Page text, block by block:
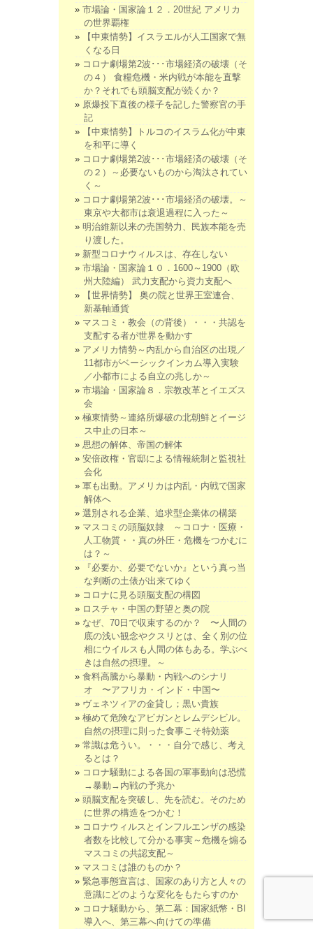
市場論・国家論１２．20世紀 アメリカ
の世界覇権
【中東情勢】イスラエルが人工国家で無
くなる日
コロナ劇場第2波･･･市場経済の破壊（そ
の４） 食糧危機・米内戦が本能を直撃
か？それでも頭脳支配が続くか？
原爆投下直後の様子を記した警察官の手
記
【中東情勢】トルコのイスラム化が中東
を和平に導く
コロナ劇場第2波･･･市場経済の破壊（そ
の２）～必要ないものから淘汰されてい
く～
コロナ劇場第2波･･･市場経済の破壊。～
東京や大都市は衰退過程に入った～
明治維新以来の売国勢力、民族本能を売
り渡した。
新型コロナウィルスは、存在しない
市場論・国家論１０．1600～1900（欧
州大陸編） 武力支配から資力支配へ
【世界情勢】 奥の院と世界王室連合、
新基軸通貨
マスコミ・教会（の背後）・・・共認を
支配する者が世界を動かす
アメリカ情勢～内乱から自治区の出現／
11都市がベーシックインカム導入実験
／小都市による自立の兆しか～
市場論・国家論８．宗教改革とイエズス
会
極東情勢～連絡所爆破の北朝鮮とイージ
ス中止の日本～
思想の解体、帝国の解体
安倍政権・官邸による情報統制と監視社
会化
軍も出動。アメリカは内乱・内戦で国家
解体へ
選別される企業、追求型企業体の構築
マスコミの頭脳奴隷 ～コロナ・医療・
人工物質・・真の外圧・危機をつかむに
は？～
『必要か、必要でないか』という真っ当
な判断の土俵が出来てゆく
コロナに見る頭脳支配の構図
ロスチャ・中国の野望と奥の院
なぜ、70日で収束するのか？ 〜人間の
底の浅い観念やクスリとは、全く別の位
相にウイルスも人間の体もある。学ぶべ
きは自然の摂理。～
食料高騰から暴動・内戦へのシナリ
オ 〜アフリカ・インド・中国〜
ヴェネツィアの金貸し；黒い貴族
極めて危険なアビガンとレムデシビル。
自然の摂理に則った食事こそ特効薬
常識は危うい。・・・自分で感じ、考え
るとは？
コロナ騒動による各国の軍事動向は恐慌
→暴動→内戦の予兆か
頭脳支配を突破し、先を読む。そのため
に世界の構造をつかむ！
コロナウィルスとインフルエンザの感染
者数を比較して分かる事実～危機を煽る
マスコミの共認支配～
マスコミは誰のものか？
緊急事態宣言は、国家のあり方と人々の
意識にどのような変化をもたらすのか
コロナ騒動から、第二幕：国家紙幣・BI
導入へ、第三幕へ向けての準備